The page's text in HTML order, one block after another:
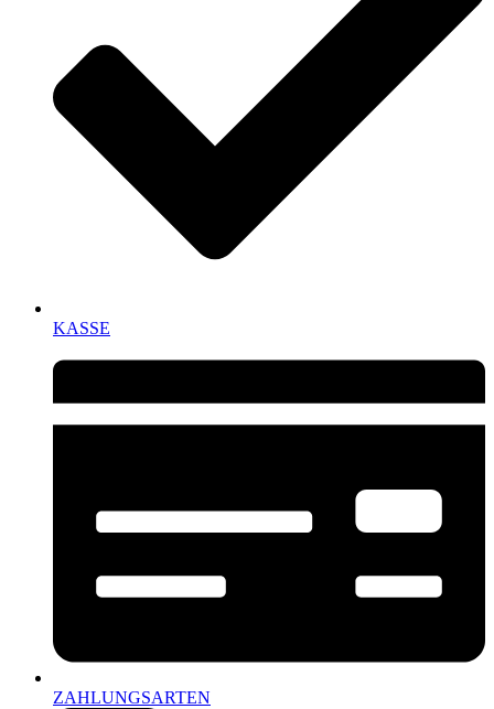
KASSE
ZAHLUNGSARTEN